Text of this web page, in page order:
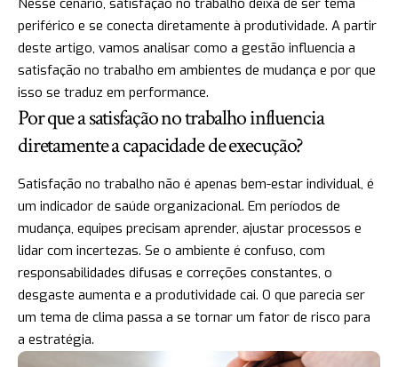
Nesse cenário, satisfação no trabalho deixa de ser tema
periférico e se conecta diretamente à produtividade. A partir
deste artigo, vamos analisar como a gestão influencia a
satisfação no trabalho em ambientes de mudança e por que
isso se traduz em performance.
Por que a satisfação no trabalho influencia
diretamente a capacidade de execução?
Satisfação no trabalho não é apenas bem-estar individual, é
um indicador de saúde organizacional. Em períodos de
mudança, equipes precisam aprender, ajustar processos e
lidar com incertezas. Se o ambiente é confuso, com
responsabilidades difusas e correções constantes, o
desgaste aumenta e a produtividade cai. O que parecia ser
um tema de clima passa a se tornar um fator de risco para
a estratégia.